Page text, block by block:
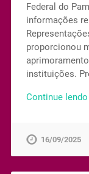
Federal do
informações
proporcionou
instituições.
Continue
16/09/2025